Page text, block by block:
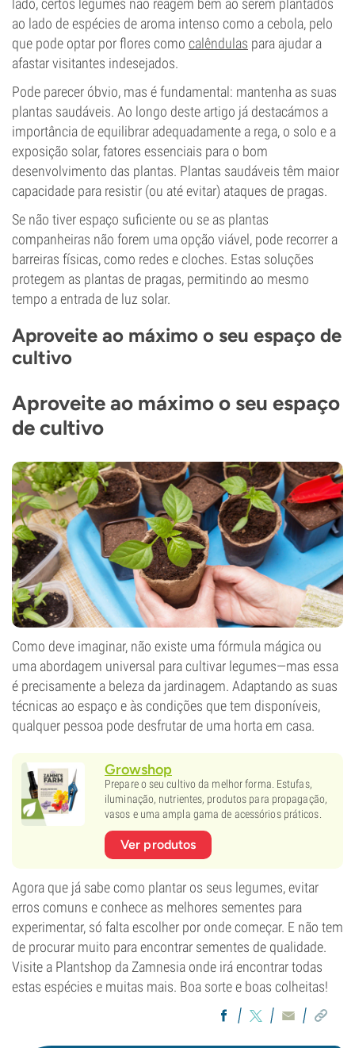
lado, certos legumes não reagem bem ao serem plantados
ao lado de espécies de aroma intenso como a cebola, pelo
que pode optar por flores como calêndulas para ajudar a
afastar visitantes indesejados.
Pode parecer óbvio, mas é fundamental: mantenha as suas
plantas saudáveis. Ao longo deste artigo já destacámos a
importância de equilibrar adequadamente a rega, o solo e a
exposição solar, fatores essenciais para o bom
desenvolvimento das plantas. Plantas saudáveis têm maior
capacidade para resistir (ou até evitar) ataques de pragas.
Se não tiver espaço suficiente ou se as plantas
companheiras não forem uma opção viável, pode recorrer a
barreiras físicas, como redes e cloches. Estas soluções
protegem as plantas de pragas, permitindo ao mesmo
tempo a entrada de luz solar.
Aproveite ao máximo o seu espaço de
cultivo
Aproveite ao máximo o seu espaço
de cultivo
Como deve imaginar, não existe uma fórmula mágica ou
uma abordagem universal para cultivar legumes—mas essa
é precisamente a beleza da jardinagem. Adaptando as suas
técnicas ao espaço e às condições que tem disponíveis,
qualquer pessoa pode desfrutar de uma horta em casa.
Growshop
Prepare o seu cultivo da melhor forma. Estufas,
iluminação, nutrientes, produtos para propagação,
vasos e uma ampla gama de acessórios práticos.
Ver produtos
Agora que já sabe como plantar os seus legumes, evitar
erros comuns e conhece as melhores sementes para
experimentar, só falta escolher por onde começar. E não tem
de procurar muito para encontrar sementes de qualidade.
Visite a Plantshop da Zamnesia onde irá encontrar todas
estas espécies e muitas mais. Boa sorte e boas colheitas!